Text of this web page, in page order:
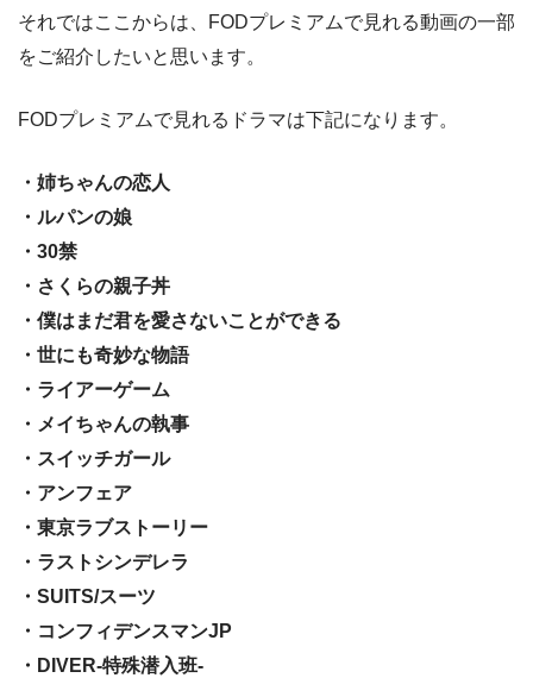
それではここからは、FODプレミアムで見れる動画の一部
をご紹介したいと思います。
FODプレミアムで見れるドラマは下記になります。
・姉ちゃんの恋人
・ルパンの娘
・30禁
・さくらの親子丼
・僕はまだ君を愛さないことができる
・世にも奇妙な物語
・ライアーゲーム
・メイちゃんの執事
・スイッチガール
・アンフェア
・東京ラブストーリー
・ラストシンデレラ
・SUITS/スーツ
・コンフィデンスマンJP
・DIVER-特殊潜入班-